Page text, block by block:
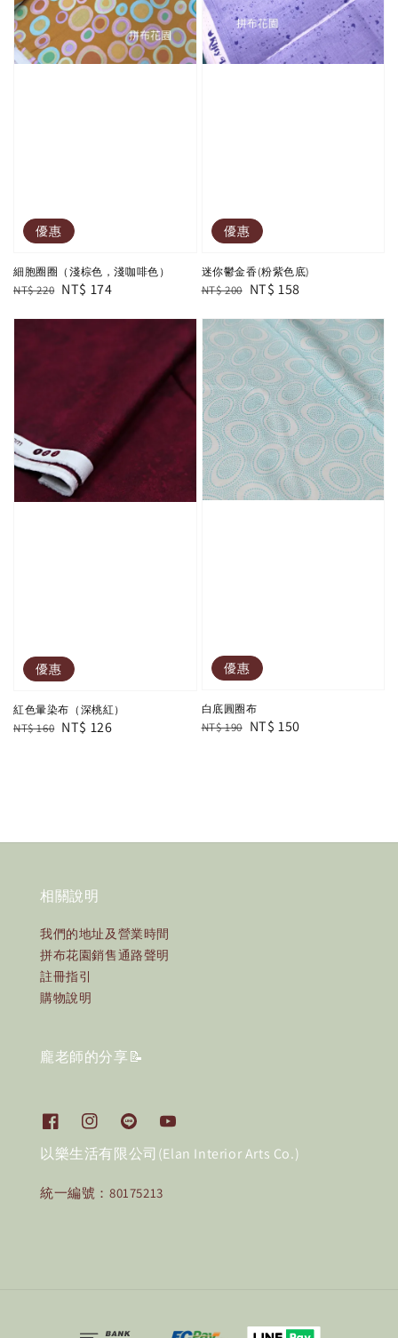
優惠
細胞圈圈（淺棕色，淺咖啡色）
Regular
NT$ 220 Sale
NT$ 174
優惠
迷你鬱金香(粉紫色底)
Regular
NT$ 200 Sale
NT$ 158
優惠
紅色暈染布（深桃紅）
Regular
NT$ 160 Sale
NT$ 126
優惠
白底圓圈布
Regular
NT$ 190 Sale
NT$ 150
相關說明
我們的地址及營業時間
拼布花園銷售通路聲明
註冊指引
購物說明
龐老師的分享📝
以樂生活有限公司(Elan Interior Arts Co.)
統一編號：80175213